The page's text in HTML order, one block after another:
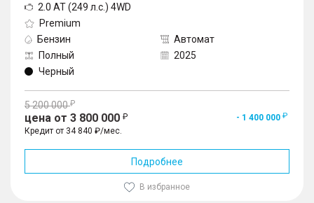
2.0 AT (249 л.с.) 4WD
Premium
Бензин
Автомат
Полный
2025
Черный
5 200 000
цена от 3 800 000
- 1 400 000
Кредит от 34 840 ₽/мес.
Подробнее
В избранное